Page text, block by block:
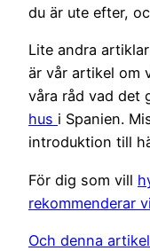
du är ute efter,
Lite andra
är vår artikel om
våra råd vad det
hus i Spanien.
introduktion till
För dig som vill
rekommenderar
Och denna